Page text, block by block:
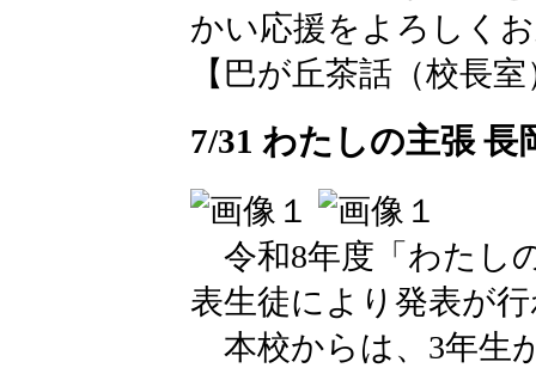
かい応援をよろしく
【巴が丘茶話（校長
7/31 わたしの主張 長
令和8年度「わたし
表生徒により発表が
本校からは、3年生